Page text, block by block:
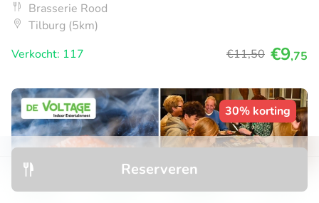
Reserveren
Brasserie Rood
Tilburg (5km)
Verkocht: 117
€11,50 €9,75
30% korting